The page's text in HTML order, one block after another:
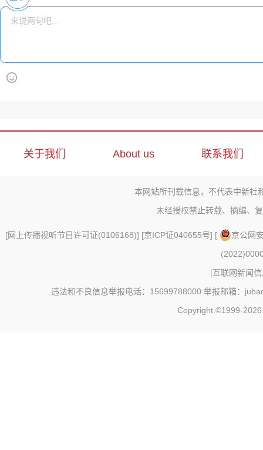
关于我们 About us 联系我们
本网站所刊载信息，不代表中新社
未经授权禁止转载、摘编、
[网上传播视听节目许可证(0106168)] [京ICP证040655号] [
京公网
[互联网新闻
违法和不良信息举报电话：15699788000 举报邮箱：
Copyright ©1999-